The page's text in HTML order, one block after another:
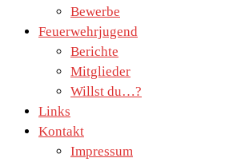
Bewerbe
Feuerwehrjugend
Berichte
Mitglieder
Willst du…?
Links
Kontakt
Impressum